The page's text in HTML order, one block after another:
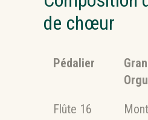
de chœur
Pédalier
Flûte 16